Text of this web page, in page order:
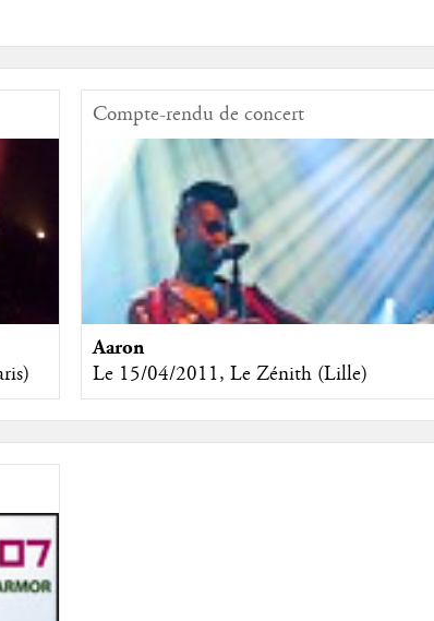
Compte-rendu de concert
Aaron
Le 15/04/2011, Le Zénith (Lille)